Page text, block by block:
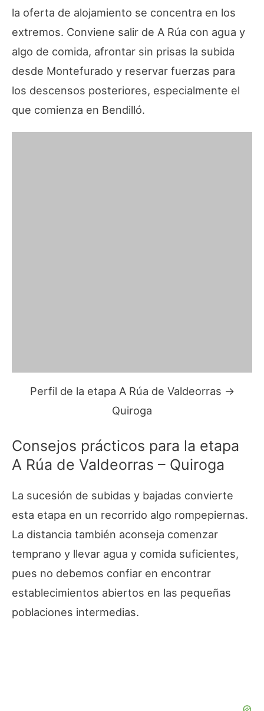
la oferta de alojamiento se concentra en los
extremos. Conviene salir de A Rúa con agua y
algo de comida, afrontar sin prisas la subida
desde Montefurado y reservar fuerzas para
los descensos posteriores, especialmente el
que comienza en Bendilló.
Perfil de la etapa A Rúa de Valdeorras →
Quiroga
Consejos prácticos para la etapa
A Rúa de Valdeorras – Quiroga
La sucesión de subidas y bajadas convierte
esta etapa en un recorrido algo rompepiernas.
La distancia también aconseja comenzar
temprano y llevar agua y comida suficientes,
pues no debemos confiar en encontrar
establecimientos abiertos en las pequeñas
poblaciones intermedias.